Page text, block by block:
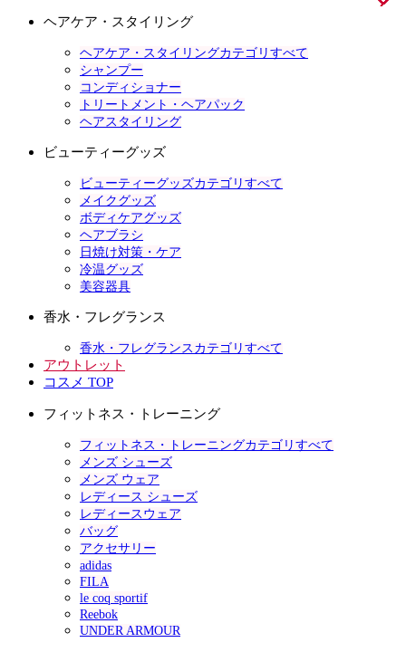
ヘアケア・スタイリング
ヘアケア・スタイリングカテゴリすべて
シャンプー
コンディショナー
トリートメント・ヘアパック
ヘアスタイリング
ビューティーグッズ
ビューティーグッズカテゴリすべて
メイクグッズ
ボディケアグッズ
ヘアブラシ
日焼け対策・ケア
冷温グッズ
美容器具
香水・フレグランス
香水・フレグランスカテゴリすべて
アウトレット
コスメ TOP
フィットネス・トレーニング
フィットネス・トレーニングカテゴリすべて
メンズ シューズ
メンズ ウェア
レディース シューズ
レディースウェア
バッグ
アクセサリー
adidas
FILA
le coq sportif
Reebok
UNDER ARMOUR